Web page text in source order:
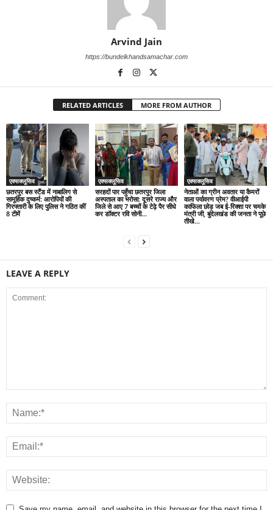
Arvind Jain
https://bundelkhandsamachar.com
RELATED ARTICLES MORE FROM AUTHOR
एक्सक्लूसिव
छतरपुर बस स्टैंड में नाबालिग से
सामूहिक दुष्कर्म: आरोपियों की
गिरफ्तारी के लिए पुलिस ने गठित कीं
8 टीमें
एक्सक्लूसिव
सरहदों पार पहुँचा छतरपुर जिला
अस्पताल का भरोसा: दूसरे राज्य और
जिले से आए 7 बच्चों के टेढ़े पैर सीधे
कर डॉक्टर रवि सोनी...
एक्सक्लूसिव
नेताओं का ग्रीन अवतार या कैमरों
वाला पर्यावरण प्रेम? वीआईपी
काफिला छोड़ जब ई-रिक्शा पर चमके
मंत्री जी, बुंदेलखंड की जनता ने पूछे
तीखे...
LEAVE A REPLY